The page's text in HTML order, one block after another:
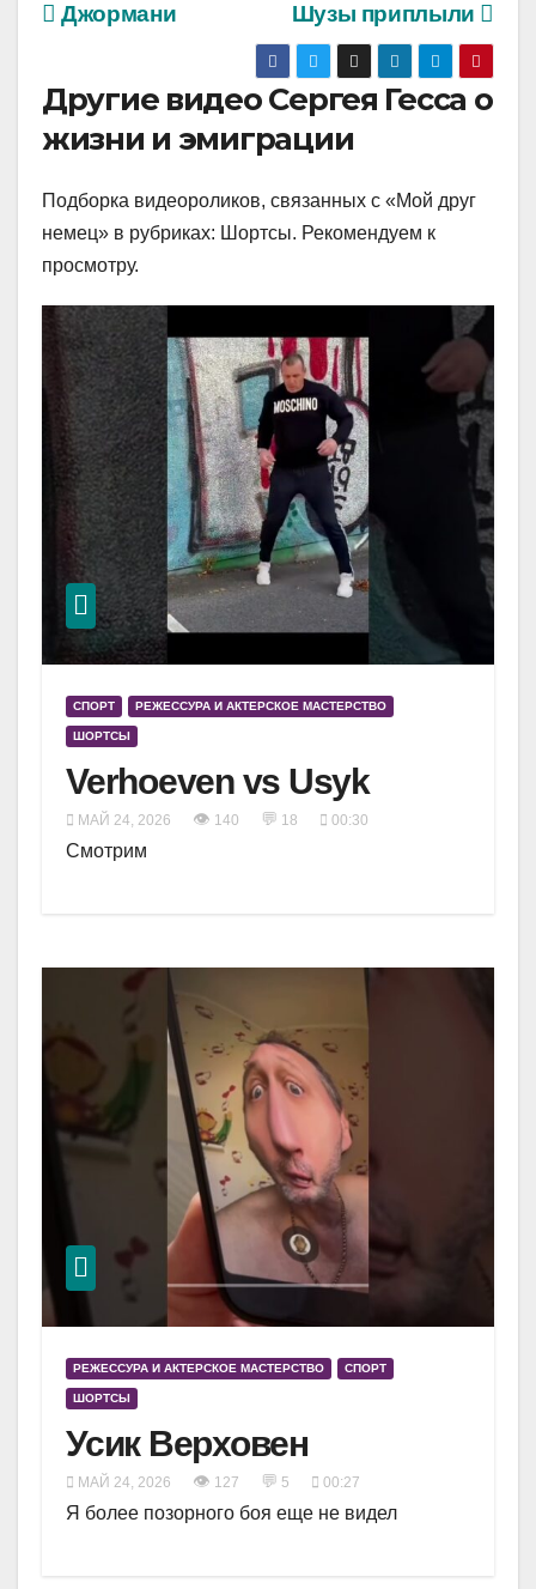
Шузы приплыли
Джормани
Другие видео Сергея Гесса о
жизни и эмиграции
Подборка видеороликов, связанных с «Мой друг
немец» в рубриках: Шортсы. Рекомендуем к
просмотру.
СПОРТ РЕЖЕССУРА И АКТЕРСКОЕ МАСТЕРСТВО
ШОРТСЫ
Verhoeven vs Usyk
МАЙ 24, 2026 👁 140 💬 18 00:30
Смотрим
РЕЖЕССУРА И АКТЕРСКОЕ МАСТЕРСТВО СПОРТ
ШОРТСЫ
Усик Верховен
МАЙ 24, 2026 👁 127 💬 5 00:27
Я более позорного боя еще не видел